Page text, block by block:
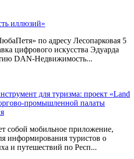
иллюзий»
по адресу Лесопарковая 5
цифрового искусства Эдуарда
DAN-Недвижимость...
для туризма: проект «Land
промышленной палаты
собой мобильное приложение,
информирования туристов о
и путешествий по Респ...